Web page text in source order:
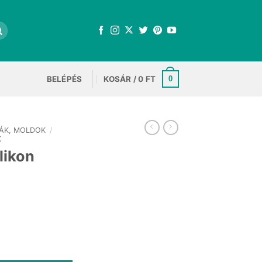
BELÉPÉS KOSÁR /0 FT 0
MOLDOK /